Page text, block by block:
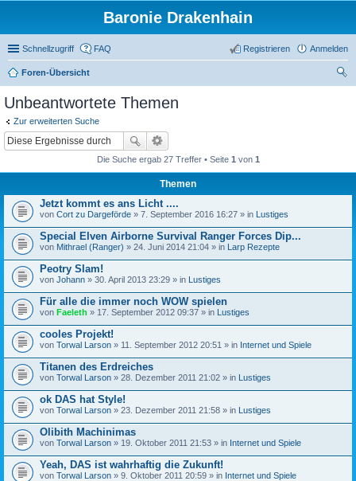
Baronie Drakenhain
Schnellzugriff FAQ Anmelden
Registrieren
Foren-Übersicht
Unbeantwortete Themen
Zur erweiterten Suche
Die Suche ergab 27 Treffer • Seite 1 von 1
Themen
Jetzt kommt es ans Licht ....
von Cort zu Dargeförde » 7. September 2016 16:27 » in Lustiges
Special Elven Airborne Survival Ranger Forces Dip...
von Mithrael (Ranger) » 24. Juni 2014 21:04 » in Larp Rezepte
Peotry Slam!
von Johann » 30. April 2013 23:29 » in Lustiges
Für alle die immer noch WOW spielen
von Faeleth » 17. September 2012 09:37 » in Lustiges
cooles Projekt!
von Torwal Larson » 11. September 2012 20:51 » in Internet und Spiele
Titanen des Erdreiches
von Torwal Larson » 28. Dezember 2011 21:02 » in Lustiges
ok DAS hat Style!
von Torwal Larson » 23. Dezember 2011 21:58 » in Lustiges
Olibith Machinimas
von Torwal Larson » 19. Oktober 2011 21:53 » in Internet und Spiele
Yeah, DAS ist wahrhaftig die Zukunft!
von Torwal Larson » 9. Oktober 2011 20:59 » in Internet und Spiele